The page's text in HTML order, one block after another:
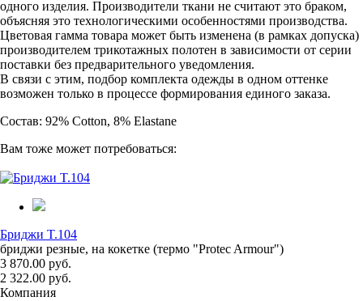
одного изделия. Производители ткани не считают это браком,
объясняя это технологическими особенностями производства.
Цветовая гамма товара может быть изменена (в рамках допуска)
производителем трикотажных полотен в зависимости от серии
поставки без предварительного уведомления.
В связи с этим, подбор комплекта одежды в одном оттенке
возможен только в процессе формирования единого заказа.
Состав: 92% Cotton, 8% Elastane
Вам тоже может потребоваться:
Бриджи T.104
бриджи резные, на кокетке (термо "Protec Armour")
3 870.00 руб.
2 322.00 руб.
Компания